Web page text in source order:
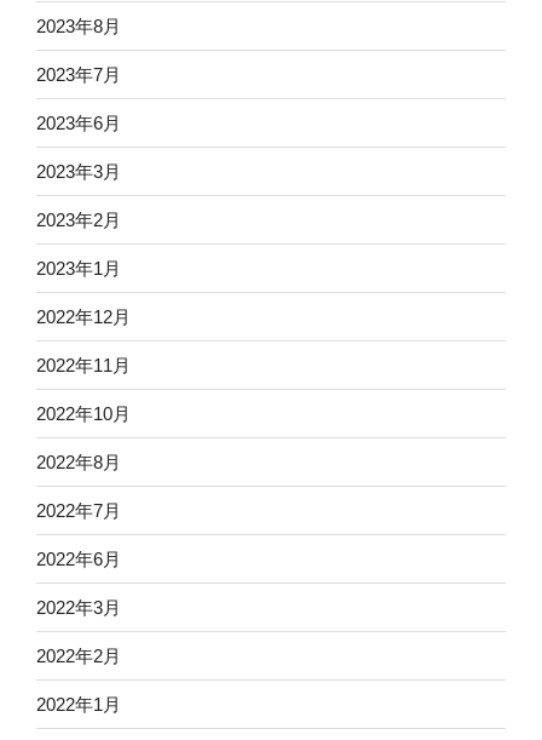
2023年8月
2023年7月
2023年6月
2023年3月
2023年2月
2023年1月
2022年12月
2022年11月
2022年10月
2022年8月
2022年7月
2022年6月
2022年3月
2022年2月
2022年1月